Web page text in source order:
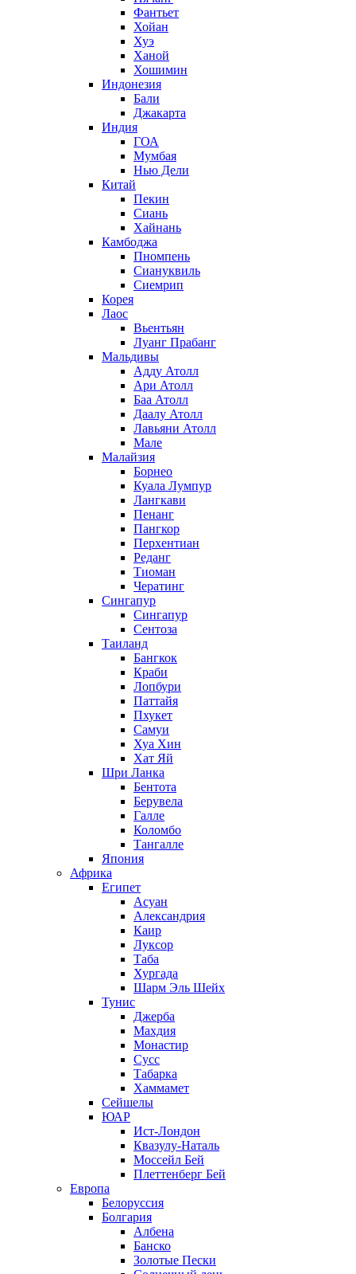
Фантьет
Хойан
Хуэ
Ханой
Хошимин
Индонезия
Бали
Джакарта
Индия
ГОА
Мумбая
Нью Дели
Китай
Пекин
Сиань
Хайнань
Камбоджа
Пномпень
Сиануквиль
Сиемрип
Корея
Лаос
Вьентьян
Луанг Прабанг
Мальдивы
Адду Атолл
Ари Атолл
Баа Атолл
Даалу Атолл
Лавьяни Атолл
Мале
Малайзия
Борнео
Куала Лумпур
Лангкави
Пенанг
Пангкор
Перхентиан
Реданг
Тиоман
Чератинг
Сингапур
Сингапур
Сентоза
Таиланд
Бангкок
Краби
Лопбури
Паттайя
Пхукет
Самуи
Хуа Хин
Хат Яй
Шри Ланка
Бентота
Берувела
Галле
Коломбо
Тангалле
Япония
Африка
Египет
Асуан
Александрия
Каир
Луксор
Таба
Хургада
Шарм Эль Шейх
Тунис
Джерба
Махдия
Монастир
Сусс
Табарка
Хаммамет
Сейшелы
ЮАР
Ист-Лондон
Квазулу-Наталь
Моссейл Бей
Плеттенберг Бей
Европа
Белоруссия
Болгария
Албена
Банско
Золотые Пески